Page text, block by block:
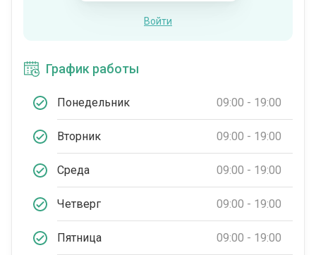
Войти
График работы
Понедельник 09:00 - 19:00
Вторник 09:00 - 19:00
Среда 09:00 - 19:00
Четверг 09:00 - 19:00
Пятница 09:00 - 19:00